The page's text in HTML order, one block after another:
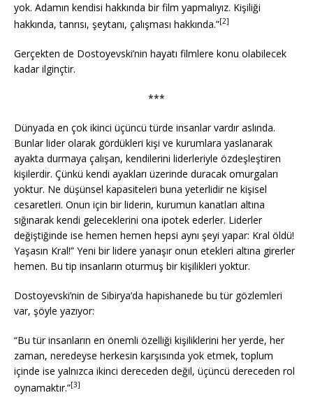
yok. Adamın kendisi hakkında bir film yapmalıyız. Kişiliği
hakkında, tanrısı, şeytanı, çalışması hakkında.”[2]
Gerçekten de Dostoyevski’nin hayatı filmlere konu olabilecek
kadar ilginçtir.
***
Dünyada en çok ikinci üçüncü türde insanlar vardır aslında.
Bunlar lider olarak gördükleri kişi ve kurumlara yaslanarak
ayakta durmaya çalışan, kendilerini liderleriyle özdeşleştiren
kişilerdir. Çünkü kendi ayakları üzerinde duracak omurgaları
yoktur. Ne düşünsel kapasiteleri buna yeterlidir ne kişisel
cesaretleri. Onun için bir liderin, kurumun kanatları altına
sığınarak kendi geleceklerini ona ipotek ederler. Liderler
değiştiğinde ise hemen hemen hepsi aynı şeyi yapar: Kral öldü!
Yaşasın Kral!” Yeni bir lidere yanaşır onun etekleri altına girerler
hemen. Bu tip insanların oturmuş bir kişilikleri yoktur.
Dostoyevski’nin de Sibirya’da hapishanede bu tür gözlemleri
var, şöyle yazıyor:
“Bu tür insanların en önemli özelliği kişiliklerini her yerde, her
zaman, neredeyse herkesin karşısında yok etmek, toplum
içinde ise yalnızca ikinci dereceden değil, üçüncü dereceden rol
oynamaktır.”[3]